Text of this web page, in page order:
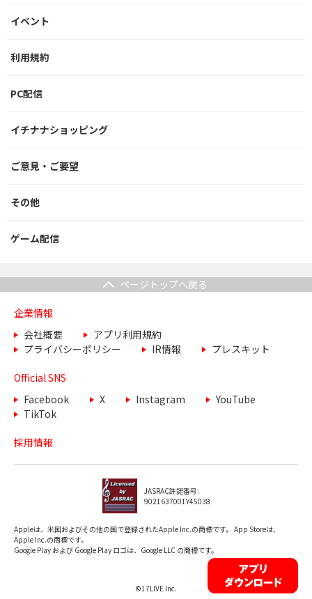
イベント
利用規約
PC配信
イチナナショッピング
ご意見・ご要望
その他
ゲーム配信
ページトップへ戻る
企業情報
会社概要
アプリ利用規約
プライバシーポリシー
IR情報 プレスキット
Official SNS
Facebook
X Instagram
YouTube
TikTok
採用情報
JASRAC許諾番号:
9021637001Y45038
Appleは、米国およびその他の国で登録されたApple Inc.の商標です。 App Storeは、
Apple Inc.の商標です。
Google Play および Google Play ロゴは、Google LLC の商標です。
©17LIVE Inc.